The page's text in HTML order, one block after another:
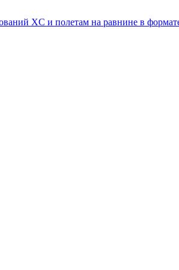
XC и полетам на равнине в